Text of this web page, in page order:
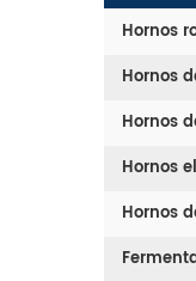
Hornos
Hornos
Hornos
Hornos
Hornos